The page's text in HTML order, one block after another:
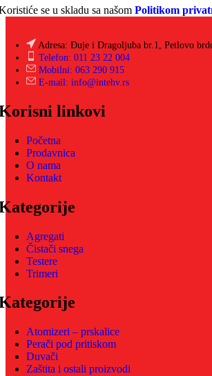
se u skladu sa našom Politikom
Adresa: Đuje i Dragoljuba br.1, Petlovo
Telefon: 011 23 22 004
Mobilni: 063 290 915
E-mail: info@intehv.rs
linkovi
Početna
Prodavnica
O nama
Kontakt
Agregati
Čistači snega
Testere
Trimeri
Atomizeri – prskalice
Perači pod pritiskom
Duvači
Zaštita i ostali proizvodi